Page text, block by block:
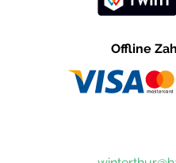
Offline